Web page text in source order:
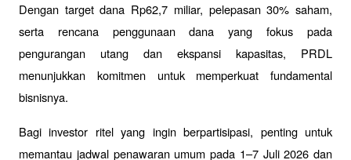
Dengan target dana Rp62,7 miliar, pelepasan 30% saham,
serta rencana penggunaan dana yang fokus pada
pengurangan utang dan ekspansi kapasitas, PRDL
menunjukkan komitmen untuk memperkuat fundamental
bisnisnya.
Bagi investor ritel yang ingin berpartisipasi, penting untuk
memantau jadwal penawaran umum pada 1–7 Juli 2026 dan